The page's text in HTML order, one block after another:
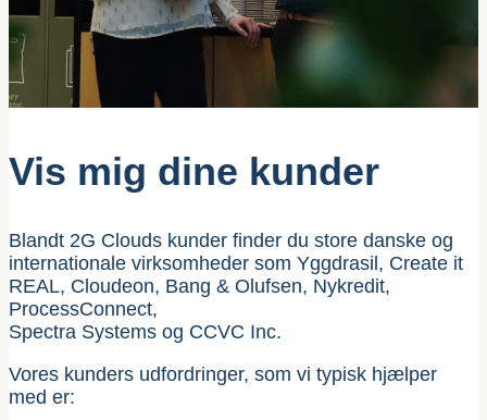
Vis mig dine kunder
Blandt 2G Clouds kunder finder du store danske og
internationale virksomheder som Yggdrasil, Create it
REAL, Cloudeon, Bang & Olufsen, Nykredit,
ProcessConnect,
Spectra Systems og CCVC Inc.
Vores kunders udfordringer, som vi typisk hjælper
med er: